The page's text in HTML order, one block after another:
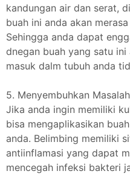
kandungan air dan serat,
buah ini anda akan
Sehingga anda dapat
dnegan buah yang satu
masuk dalm tubuh anda
5. Menyembuhkan
Jika anda ingin memiliki
bisa mengaplikasikan
anda. Belimbing memiliki
antiinflamasi yang dapat
mencegah infeksi bakteri